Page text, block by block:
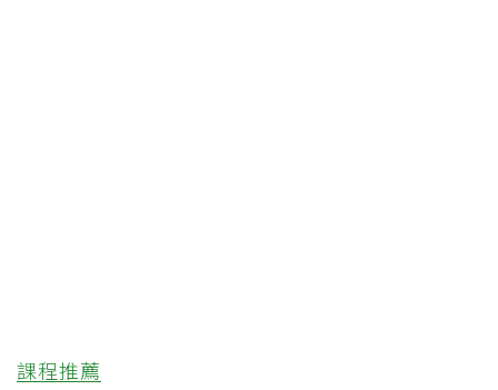
課程推薦